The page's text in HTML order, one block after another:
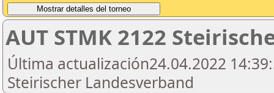
AUT STMK 2122
Última actualización24.04.2022
Steirischer Landesverband